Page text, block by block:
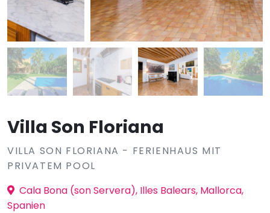
Villa Son Floriana
VILLA SON FLORIANA - FERIENHAUS MIT
PRIVATEM POOL
Cala Bona (son Servera), Illes Balears, Mallorca,
Spanien